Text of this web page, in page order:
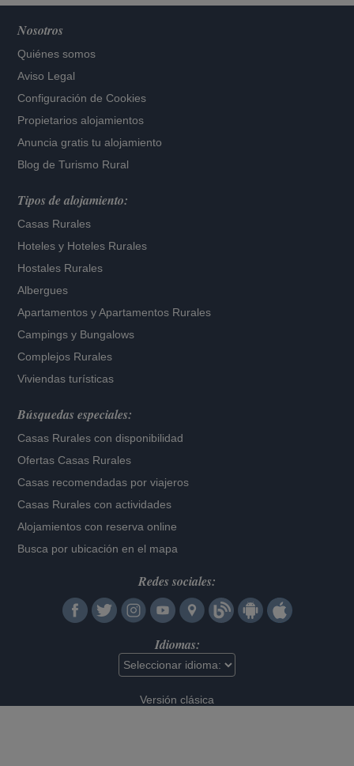
Nosotros
Quiénes somos
Aviso Legal
Configuración de Cookies
Propietarios alojamientos
Anuncia gratis tu alojamiento
Blog de Turismo Rural
Tipos de alojamiento:
Casas Rurales
Hoteles y Hoteles Rurales
Hostales Rurales
Albergues
Apartamentos yApartamentos Rurales
Campings y Bungalows
Complejos Rurales
Viviendas turísticas
Búsquedas especiales:
Casas Rurales con disponibilidad
Ofertas Casas Rurales
Casas recomendadas por viajeros
Casas Rurales con actividades
Alojamientos con reserva online
Busca por ubicación en el mapa
Redes sociales:
Idiomas:
Versión clásica